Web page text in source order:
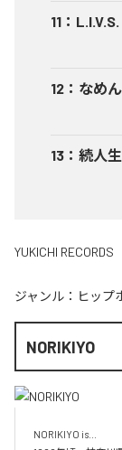
11 ： L.I.V.S.
12 ： なめ
13 ： 続人生
YUKICHI RECORDS
ジャンル： ヒップ
NORIKIYO
NORIKIYO is...